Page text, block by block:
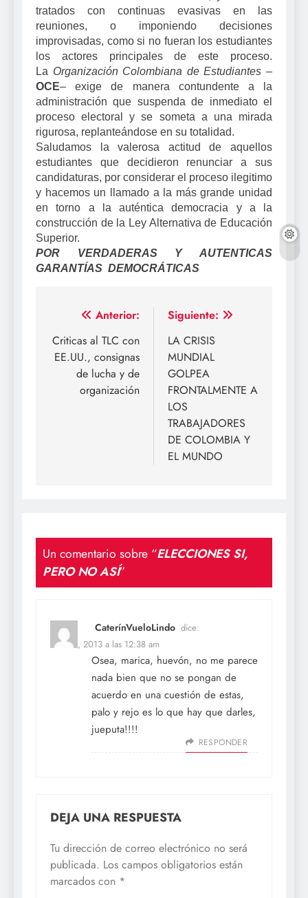
tratados con continuas evasivas en las
reuniones, o imponiendo decisiones
improvisadas, como si no fueran los estudiantes
los actores principales de este proceso.
La Organización Colombiana de Estudiantes –
OCE– exige de manera contundente a la
administración que suspenda de inmediato el
proceso electoral y se someta a una mirada
rigurosa, replanteándose en su totalidad.
Saludamos la valerosa actitud de aquellos
estudiantes que decidieron renunciar a sus
candidaturas, por considerar el proceso ilegitimo
y hacemos un llamado a la más grande unidad
en torno a la auténtica democracia y a la
construcción de la Ley Alternativa de Educación
Superior.
POR VERDADERAS Y AUTENTICAS
GARANTÍAS DEMOCRÁTICAS
Navegación
de
entradas
Anterior:
Criticas al TLC con
EE.UU., consignas
de lucha y de
organización
Siguiente:
LA CRISIS
MUNDIAL
GOLPEA
FRONTALMENTE A
LOS
TRABAJADORES
DE COLOMBIA Y
EL MUNDO
Un comentario sobre “ELECCIONES SI,
PERO NO ASÍ”
CaterínVueloLindo dice:
17 abril, 2013 a las 12:38 am
Osea, marica, huevón, no me parece
nada bien que no se pongan de
acuerdo en una cuestión de estas,
palo y rejo es lo que hay que darles,
jueputa!!!!
RESPONDER
DEJA UNA RESPUESTA
Tu dirección de correo electrónico no será
publicada. Los campos obligatorios están
marcados con *